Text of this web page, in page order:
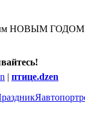
НОВЫМ ГОДОМ
| птице.dzen
Я